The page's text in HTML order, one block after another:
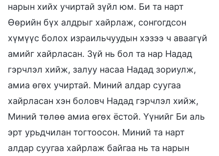
нарын хийх учиртай зүйл юм. Би та нарт
Өөрийн бүх алдрыг хайрлаж, сонгогдсон
хүмүүс болох израильчуудын хэзээ ч аваагүй
амийг хайрласан. Зүй нь бол та нар Надад
гэрчлэл хийж, залуу насаа Надад зориулж,
амиа өгөх учиртай. Миний алдар суугаа
хайрласан хэн боловч Надад гэрчлэл хийж,
Миний төлөө амиа өгөх ёстой. Үүнийг Би аль
эрт урьдчилан тогтоосон. Миний та нарт
алдар суугаа хайрлаж байгаа нь та нарын